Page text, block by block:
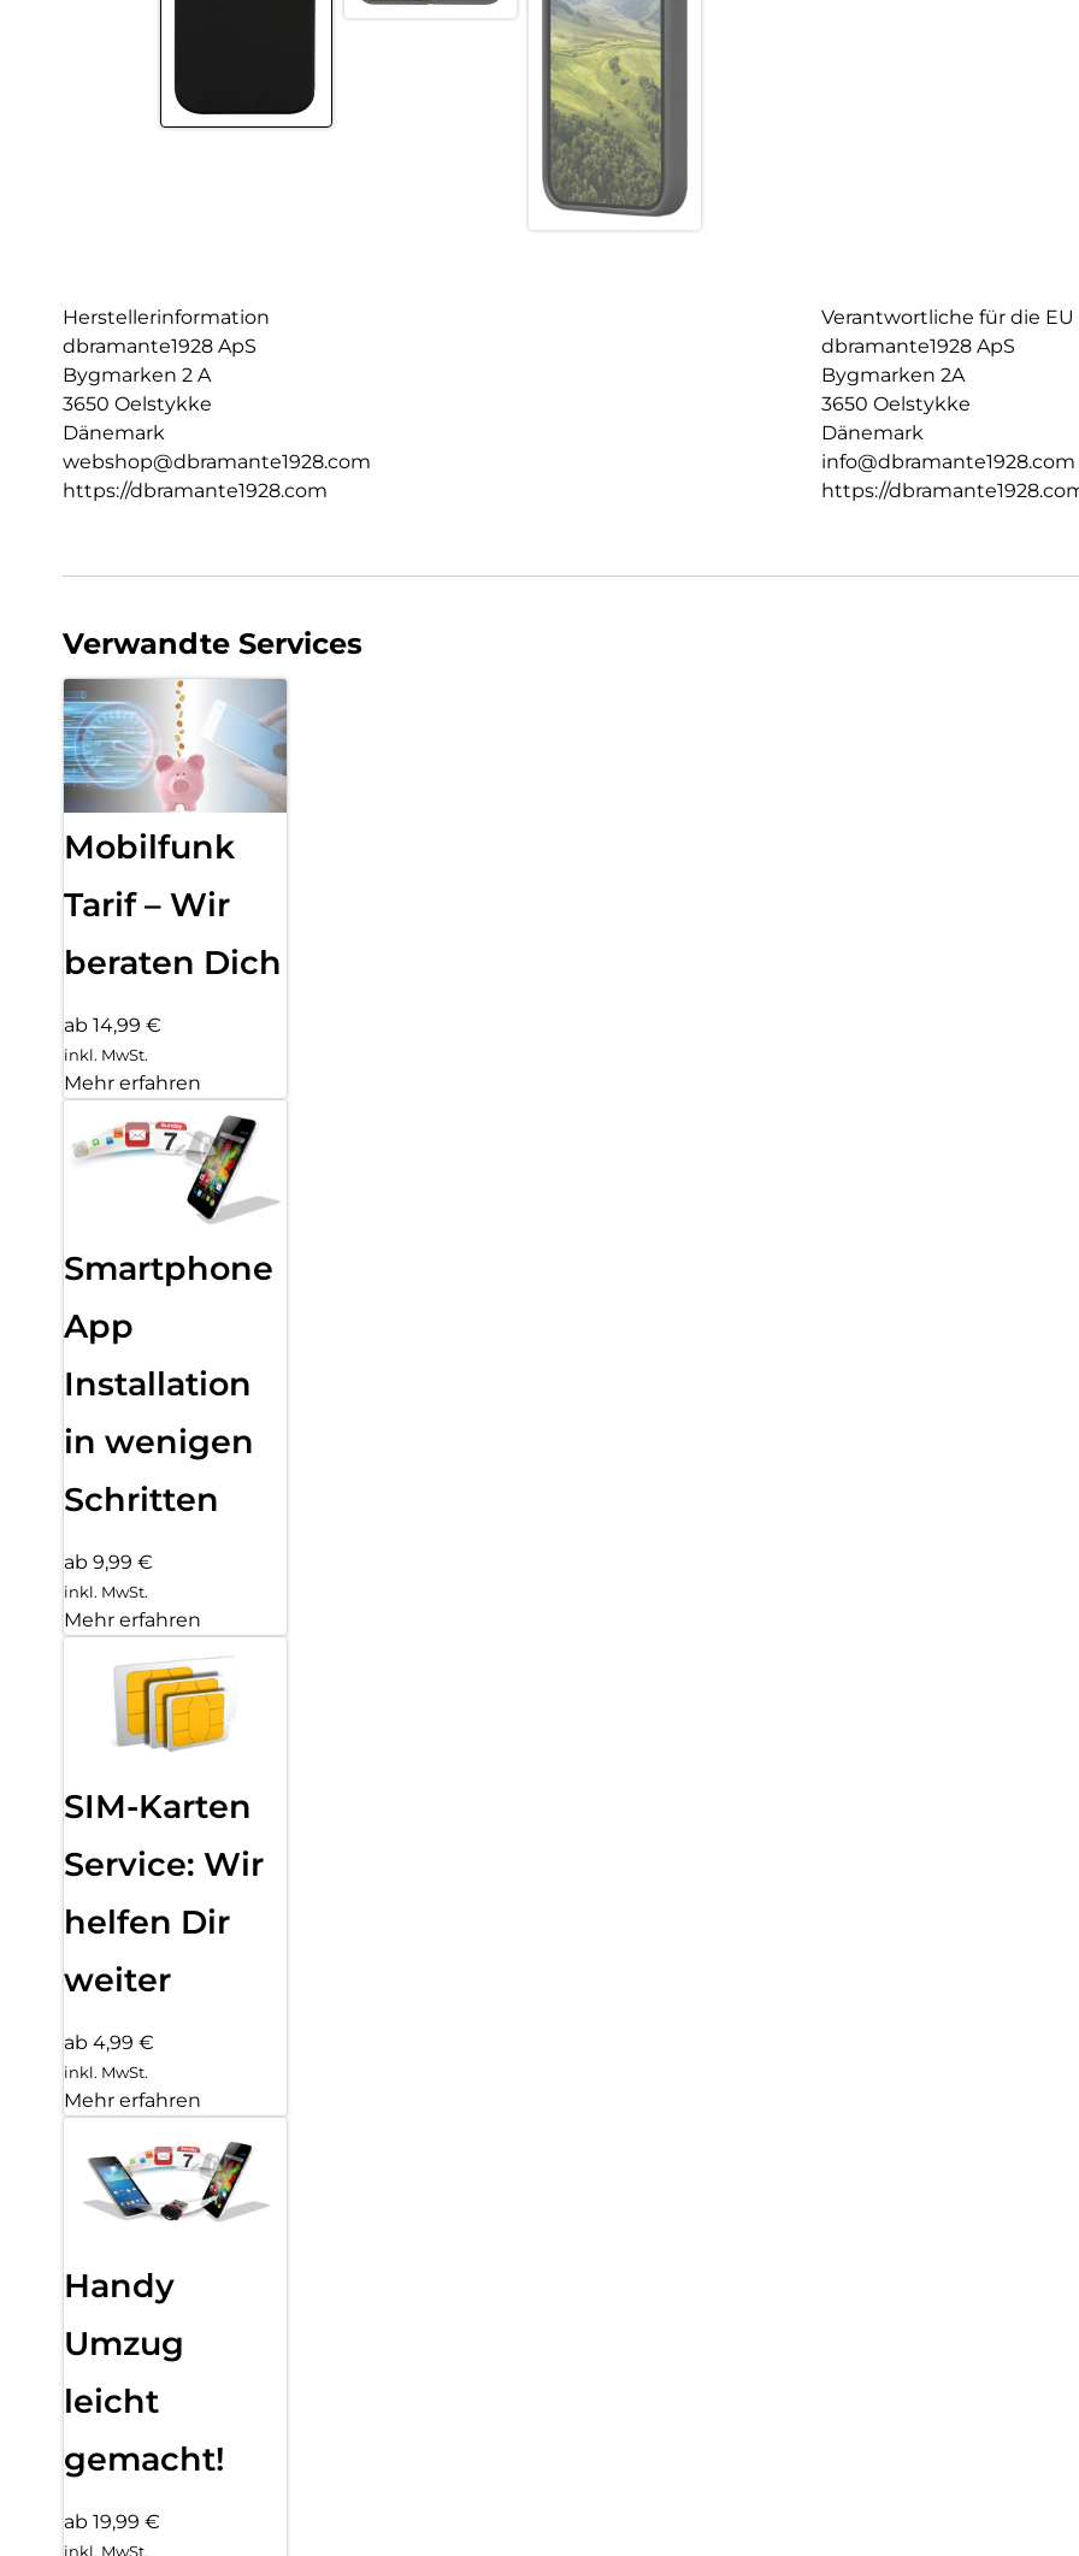
Herstellerinformation
dbramante1928 ApS
Bygmarken 2 A
3650 Oelstykke
Dänemark
webshop@dbramante1928.com
https://dbramante1928.com
Verantwortliche für die EU
dbramante1928 ApS
Bygmarken 2A
3650 Oelstykke
Dänemark
info@dbramante1928.com
https://
Verwandte Services
Mobilfunk
Tarif – Wir
beraten Dich
ab 14,99 €
inkl. MwSt.
Mehr erfahren
Smartphone
App
Installation
in wenigen
Schritten
ab 9,99 €
inkl. MwSt.
Mehr erfahren
SIM-Karten
Service: Wir
helfen Dir
weiter
ab 4,99 €
inkl. MwSt.
Mehr erfahren
Handy
Umzug
leicht
gemacht!
ab 19,99 €
inkl. MwSt.